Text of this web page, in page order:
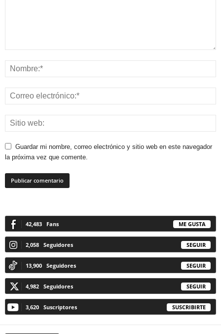
Guardar mi nombre, correo electrónico y sitio web en este navegador
la próxima vez que comente.
42,483 Fans ME GUSTA
2,058 Seguidores SEGUIR
13,900 Seguidores SEGUIR
4,982 Seguidores SEGUIR
3,620 Suscriptores SUSCRIBIRTE